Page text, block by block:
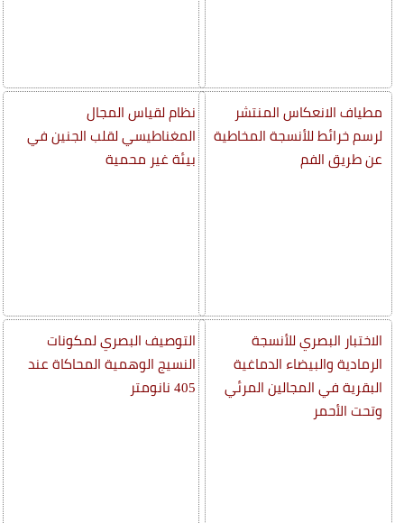
مطياف الانعكاس المنتشر
لرسم خرائط للأنسجة المخاطية
عن طريق الفم
الاختبار البصري للأنسجة
الرمادية والبيضاء الدماغية
البقرية في المجالين المرئي
وتحت الأحمر
نظام لقياس المجال
المغناطيسي لقلب الجنين في
بيئة غير محمية
التوصيف البصري لمكونات
النسيج الوهمية المحاكاة عند
405 نانومتر